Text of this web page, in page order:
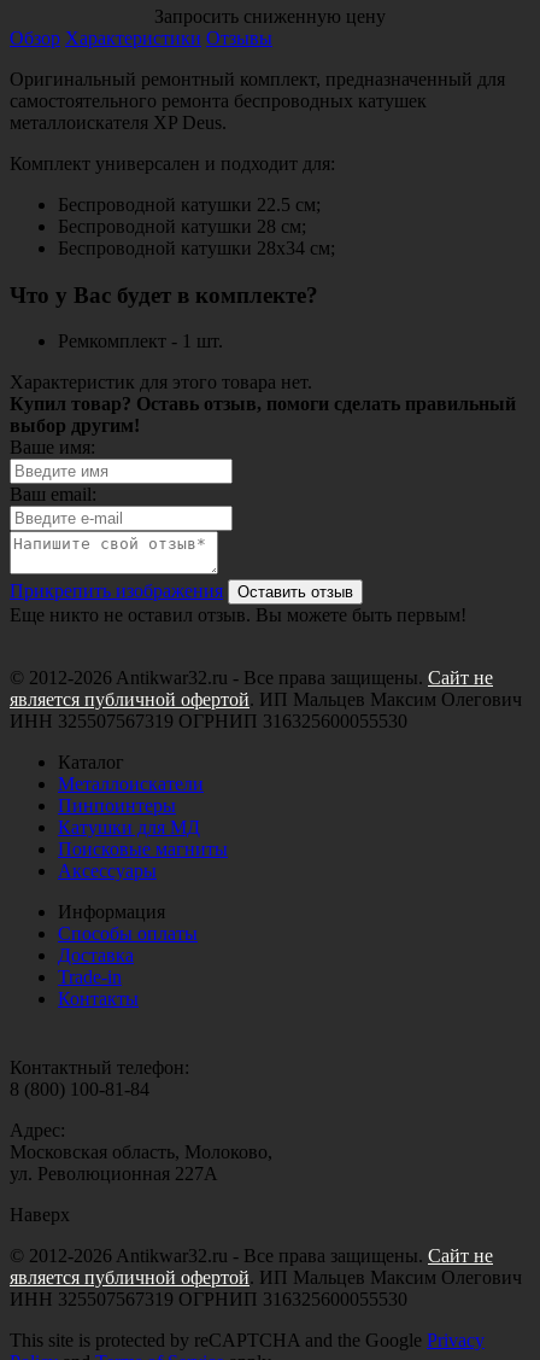
Запросить сниженную цену
Обзор Характеристики Отзывы
Оригинальный ремонтный комплект, предназначенный для
самостоятельного ремонта беспроводных катушек
металлоискателя XP Deus.
Комплект универсален и подходит для:
Беспроводной катушки 22.5 см;
Беспроводной катушки 28 см;
Беспроводной катушки 28х34 см;
Что у Вас будет в комплекте?
Ремкомплект - 1 шт.
Характеристик для этого товара нет.
Купил товар? Оставь отзыв, помоги сделать правильный
выбор другим!
Ваше имя:
Ваш email:
Прикрепить изображения Оставить отзыв
Еще никто не оставил отзыв. Вы можете быть первым!
© 2012-2026 Antikwar32.ru - Все права защищены. Сайт не
является публичной офертой. ИП Мальцев Максим Олегович
ИНН 325507567319 ОГРНИП 316325600055530
Каталог
Металлоискатели
Пинпоинтеры
Катушки для МД
Поисковые магниты
Аксессуары
Информация
Способы оплаты
Доставка
Trade-in
Контакты
Контактный телефон:
8 (800) 100-81-84
Адрес:
Московская область, Молоково,
ул. Революционная 227А
Наверх
© 2012-2026 Antikwar32.ru - Все права защищены. Сайт не
является публичной офертой. ИП Мальцев Максим Олегович
ИНН 325507567319 ОГРНИП 316325600055530
This site is protected by reCAPTCHA and the Google Privacy